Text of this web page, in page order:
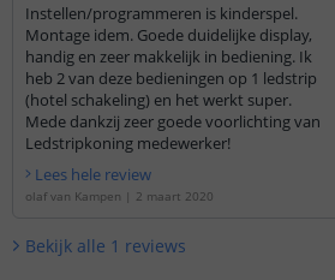
Instellen/programmeren is kinderspel.
Montage idem. Goede duidelijke display,
handig en zeer makkelijk in bediening. Ik
heb 2 van deze bedieningen op 1 ledstrip
(hotel schakeling) en het werkt super.
Mede dankzij zeer goede voorlichting van
Ledstripkoning medewerker!
Lees hele review
olaf van Kampen | 2 maart 2020
Bekijk alle 1 reviews